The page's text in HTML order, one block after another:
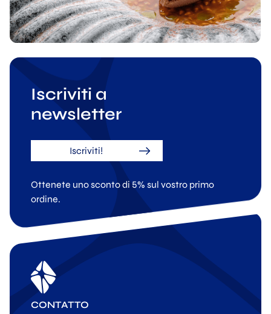
Iscriviti a
newsletter
Iscriviti!
Ottenete uno sconto di 5% sul vostro primo
ordine.
CONTATTO